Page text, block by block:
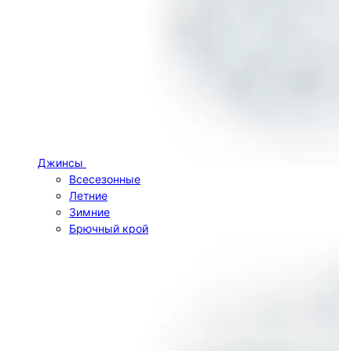
Джинсы
Всесезонные
Летние
Зимние
Брючный крой